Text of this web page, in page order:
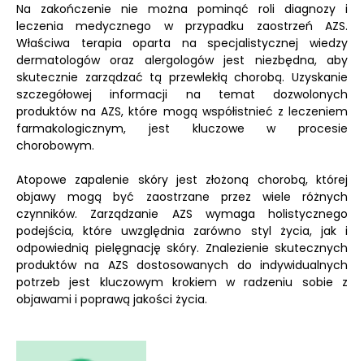
Na zakończenie nie można pominąć roli diagnozy i
leczenia medycznego w przypadku zaostrzeń AZS.
Właściwa terapia oparta na specjalistycznej wiedzy
dermatologów oraz alergologów jest niezbędna, aby
skutecznie zarządzać tą przewlekłą chorobą. Uzyskanie
szczegółowej informacji na temat dozwolonych
produktów na AZS, które mogą współistnieć z leczeniem
farmakologicznym, jest kluczowe w procesie
chorobowym.
Atopowe zapalenie skóry jest złożoną chorobą, której
objawy mogą być zaostrzane przez wiele różnych
czynników. Zarządzanie AZS wymaga holistycznego
podejścia, które uwzględnia zarówno styl życia, jak i
odpowiednią pielęgnację skóry. Znalezienie skutecznych
produktów na AZS dostosowanych do indywidualnych
potrzeb jest kluczowym krokiem w radzeniu sobie z
objawami i poprawą jakości życia.